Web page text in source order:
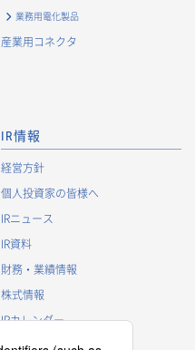
業務用電化製品
産業用コネクタ
IR情報
経営方針
個人投資家の皆様へ
IRニュース
IR資料
財務・業績情報
株式情報
IRカレンダー
IRに関するよくあるご質問